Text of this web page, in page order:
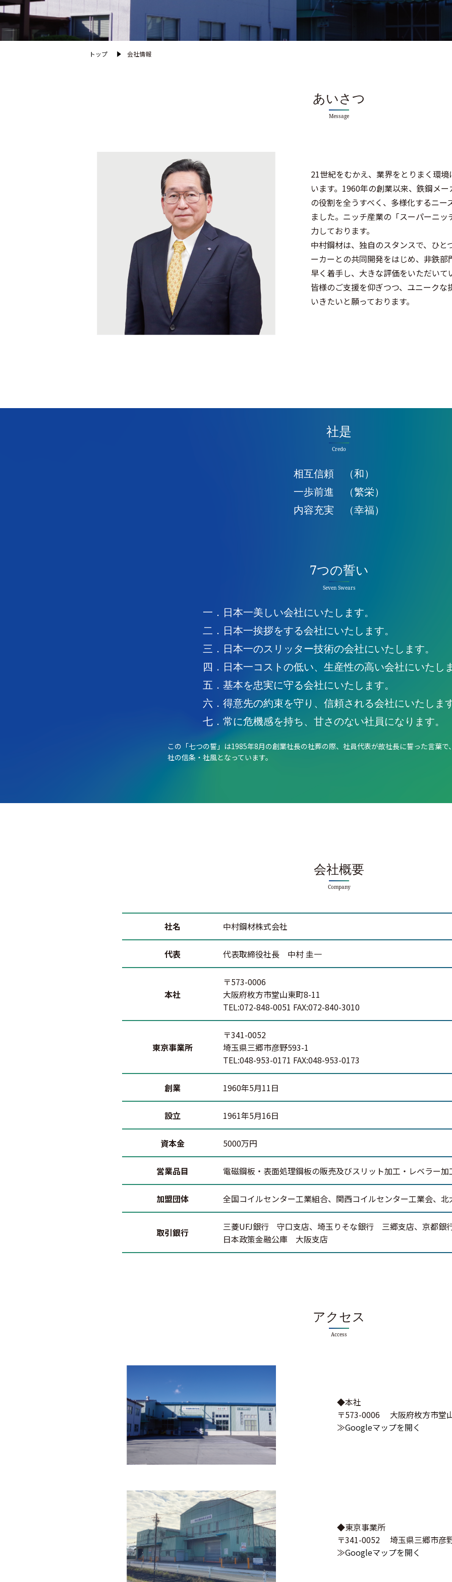
トップ 会社情報
あいさつ
Message
21世紀をむかえ、業界をとりまく環
います。1960年の創業以来、鉄鋼メ
の役割を全うすべく、多様化するニ
ました。ニッチ産業の「スーパーニ
力しております。
中村鋼材は、独自のスタンスで、ひ
ーカーとの共同開発をはじめ、非鉄
早く着手し、大きな評価をいただい
皆様のご支援を仰ぎつつ、ユニーク
いきたいと願っております。
社是
Credo
相互信頼 （和）
一歩前進 （繁栄）
内容充実 （幸福）
7つの誓い
Seven Swears
一．日本一美しい会社にいたします。
二．日本一挨拶をする会社にいたします。
三．日本一のスリッター技術の会社にいたします。
四．日本一コストの低い、生産性の高い会社にいたし
五．基本を忠実に守る会社にいたします。
六．得意先の約束を守り、信頼される会社にいたしま
七．常に危機感を持ち、甘さのない社員になります。
この「七つの誓」は1985年8月の創業社長の社葬の際、社員代表が故社長に誓った言葉で
社の信条・社風となっています。
会社概要
Company
社名 中村鋼材株式会社
代表 代表取締役社長 中村 圭一
本社
〒573-0006
大阪府枚方市堂山東町8-11
TEL:072-848-0051 FAX:072-840-3010
東京事業所
〒341-0052
埼玉県三郷市彦野593-1
TEL:048-953-0171 FAX:048-953-0173
創業 1960年5月11日
設立 1961年5月16日
資本金 5000万円
営業品目 電磁鋼板・表面処理鋼板の販売及びスリット加工・レベラー加
加盟団体 全国コイルセンター工業組合、関西コイルセンター工業会、
取引銀行
三菱UFJ銀行 守口支店、埼玉りそな銀行 三郷支店、京都
日本政策金融公庫 大阪支店
アクセス
Access
◆本社
〒573-0006 大阪府枚方市堂
≫Googleマップを開く
◆東京事業所
〒341-0052 埼玉県三郷市彦
≫Googleマップを開く